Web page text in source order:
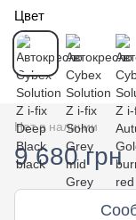
Цвет
Нет в наличии
9 680 грн